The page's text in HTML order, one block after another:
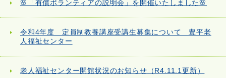
🌸「有償ボランティアの説明会」を開催いたしました🌸
令和4年度 定員制教養講座受講生募集について 豊平老
人福祉センター
老人福祉センター開館状況のお知らせ（R4.11.1更新）